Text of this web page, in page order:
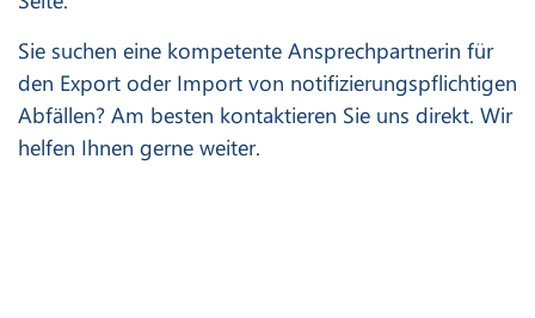
Sie suchen eine kompetente Ansprechpartnerin für
den Export oder Import von notifizierungspflichtigen
Abfällen? Am besten kontaktieren Sie uns direkt. Wir
helfen Ihnen gerne weiter.